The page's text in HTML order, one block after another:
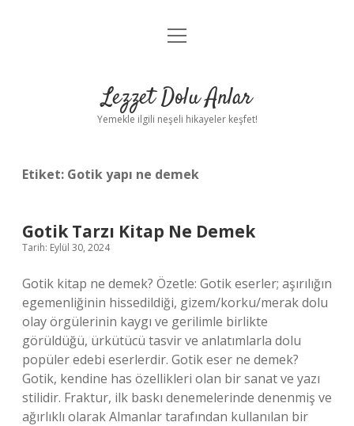
Anasayfa
Yasal Uyarı
menüyü
Lezzet Dolu Anlar
Yemekle ilgili neşeli hikayeler keşfet!
Etiket: Gotik yapı ne demek
Gotik Tarzı Kitap Ne Demek
Tarih: Eylül 30, 2024
Gotik kitap ne demek? Özetle: Gotik eserler; aşırılığın
egemenliğinin hissedildiği, gizem/korku/merak dolu
olay örgülerinin kaygı ve gerilimle birlikte
görüldüğü, ürkütücü tasvir ve anlatımlarla dolu
popüler edebi eserlerdir. Gotik eser ne demek?
Gotik, kendine has özellikleri olan bir sanat ve yazı
stilidir. Fraktur, ilk baskı denemelerinde denenmiş ve
ağırlıklı olarak Almanlar tarafından kullanılan bir